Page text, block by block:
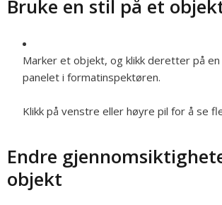
Bruke en stil på et
Marker et objekt, og klikk deretter på
panelet i formatinspektøren.
Klikk på venstre eller høyre pil for å se
Endre
objekt